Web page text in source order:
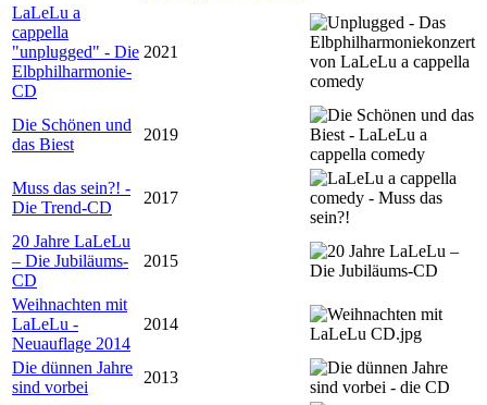
LaLeLu a
cappella
"unplugged" - Die
Elbphilharmonie-
CD
2021
Die Schönen und
das Biest
2019
Muss das sein?! -
Die Trend-CD
2017
20 Jahre LaLeLu
– Die Jubiläums-
CD
2015
Weihnachten mit
LaLeLu -
Neuauflage 2014
2014
Die dünnen Jahre
sind vorbei
2013